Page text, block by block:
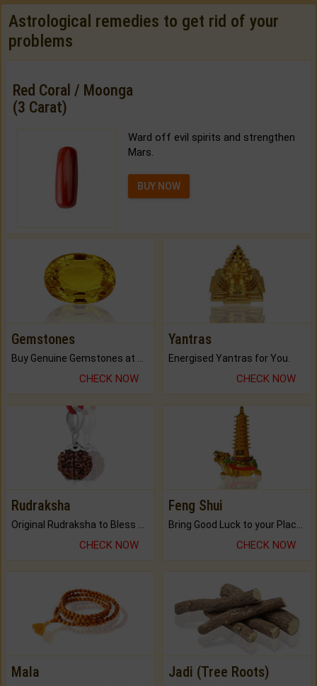
Astrological remedies to get rid of your
problems
Red Coral / Moonga
(3 Carat)
Ward off evil spirits and strengthen
Mars.
BUY NOW
Gemstones
CHECK NOW
Yantras
Energised Yantras for You.
CHECK NOW
Rudraksha
CHECK NOW
Feng Shui
CHECK NOW
Mala Jadi (Tree Roots)